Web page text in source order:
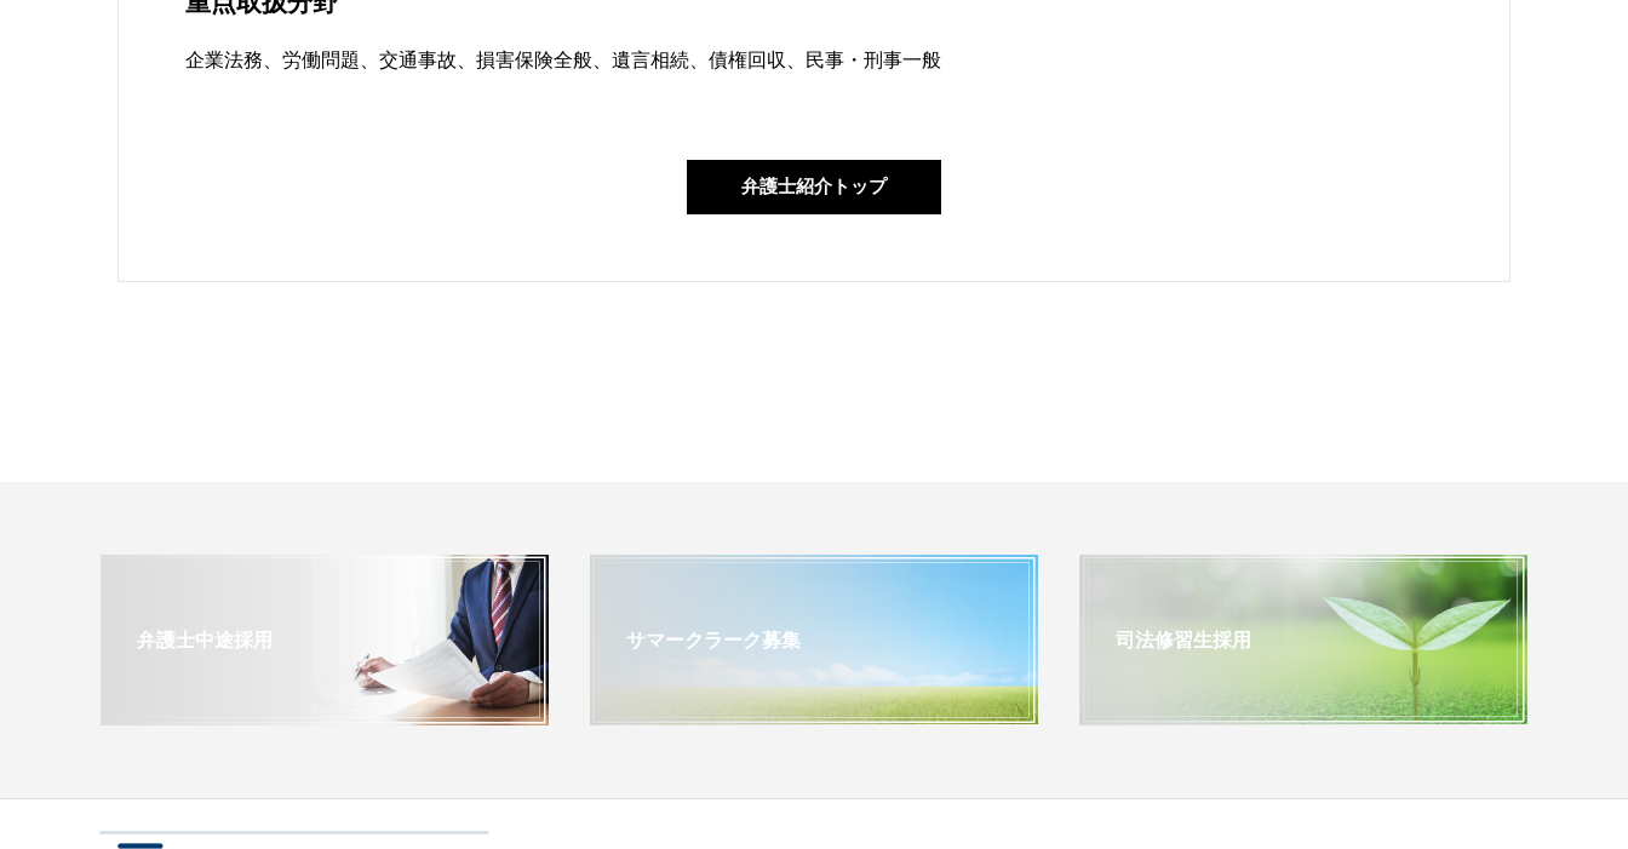
企業法務、労働問題、交通事故、損害保険全般、遺言相続、債権回収、民事・刑事一般
弁護士紹介トップ
弁護士中途採用 サマークラーク募集 司法修習生採用